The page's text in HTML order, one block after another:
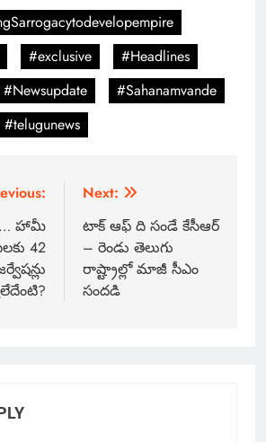
#exclusive
#Headlines
#Newsupdate
#Sahanamvande
#telugunews
హామీ
42
Next:
టాక్ ఆఫ్ ది సండే కేసీఆర్
– రెండు తెలుగు
రాష్ట్రాల్లో మాజీ సీఎం
సందడి